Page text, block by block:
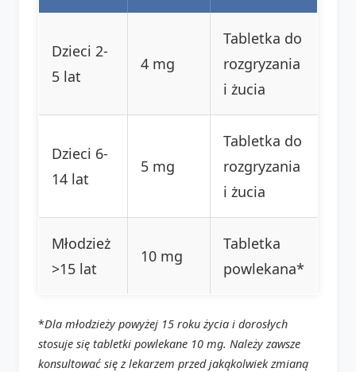
Dzieci 2-
5 lat
4 mg
Tabletka do
rozgryzania
i żucia
Dzieci 6-
14 lat
5 mg
Tabletka do
rozgryzania
i żucia
Młodzież
>15 lat
10 mg
Tabletka
powlekana*
*Dla młodzieży powyżej 15 roku życia i dorosłych
stosuje się tabletki powlekane 10 mg. Należy zawsze
konsultować się z lekarzem przed jakąkolwiek zmianą